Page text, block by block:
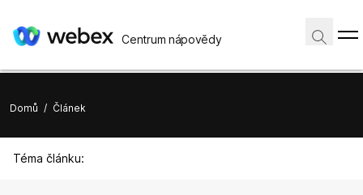
Centrum nápovědy
Domů / Článek
Téma článku: